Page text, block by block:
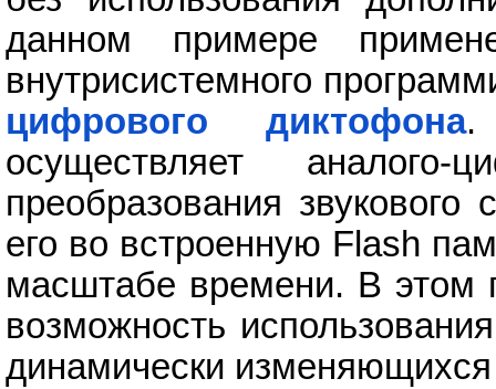
данном примере
внутрисистемного
цифрового диктофона.
осуществляет
преобразования
его во встроенную Flash
масштабе времени. В этом
возможность
динамически